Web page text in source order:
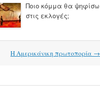
Ποιο κόμμα θα ψηφίσω
στις εκλογές;
Η Αμερικάνικη πρωτοπορία →